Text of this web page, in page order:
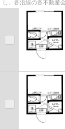
し、各沿線の各不動産
しております！最新の情